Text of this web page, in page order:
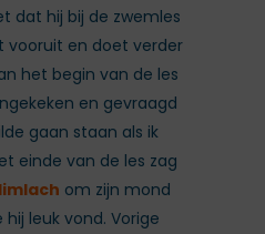
dat hij bij de zwemles
vooruit en doet verder
het begin van de les
en gevraagd
gaan staan als ik
einde van de les zag
om zijn mond
leuk vond. Vorige